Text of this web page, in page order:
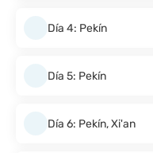
Día 4: Pekín
Día 5: Pekín
Día 6: Pekín, Xi'an